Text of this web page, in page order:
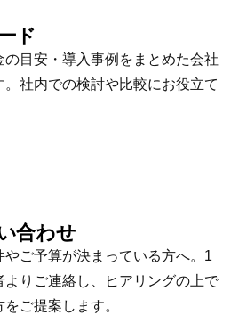
ド
目安・導入事例をまとめた会社
社内での検討や比較にお役立て
合わせ
やご予算が決まっている方へ。1
よりご連絡し、ヒアリングの上で
ご提案します。